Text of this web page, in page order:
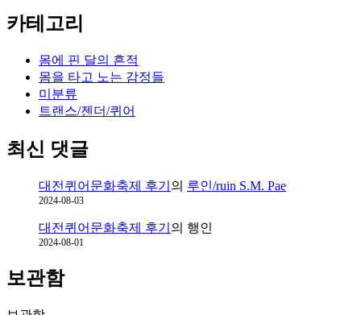
카테고리
몸에 핀 달의 흔적
몸을 타고 노는 감정들
미분류
트랜스/젠더/퀴어
최신 댓글
대전퀴어문화축제 후기 의 루인/ruin S.M. Pae
2024-08-03
대전퀴어문화축제 후기 의 행인
2024-08-01
보관함